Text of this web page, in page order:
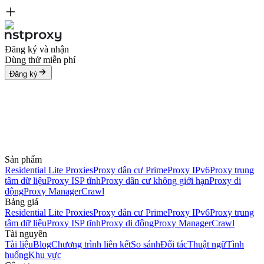
Đăng ký và nhận
Dùng thử miễn phí
Đăng ký
Sản phẩm
Residential Lite ProxiesProxy dân cư PrimeProxy IPv6Proxy trung
tâm dữ liệuProxy ISP tĩnhProxy dân cư không giới hạnProxy di
độngProxy ManagerCrawl
Bảng giá
Residential Lite ProxiesProxy dân cư PrimeProxy IPv6Proxy trung
tâm dữ liệuProxy ISP tĩnhProxy di độngProxy ManagerCrawl
Tài nguyên
Tài liệuBlogChương trình liên kếtSo sánhĐối tácThuật ngữTình
huốngKhu vực